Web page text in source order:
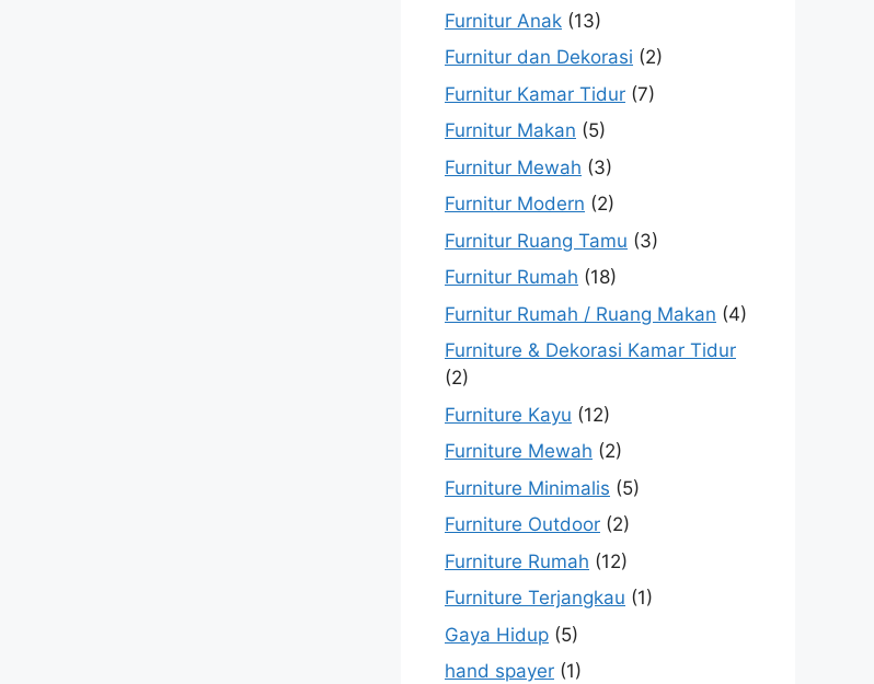
Furnitur Anak (13)
Furnitur dan Dekorasi (2)
Furnitur Kamar Tidur (7)
Furnitur Makan (5)
Furnitur Mewah (3)
Furnitur Modern (2)
Furnitur Ruang Tamu (3)
Furnitur Rumah (18)
Furnitur Rumah / Ruang Makan (4)
Furniture & Dekorasi Kamar Tidur
(2)
Furniture Kayu (12)
Furniture Mewah (2)
Furniture Minimalis (5)
Furniture Outdoor (2)
Furniture Rumah (12)
Furniture Terjangkau (1)
Gaya Hidup (5)
hand spayer (1)